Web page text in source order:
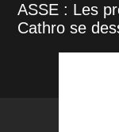
ASSE : Les
Cathro se